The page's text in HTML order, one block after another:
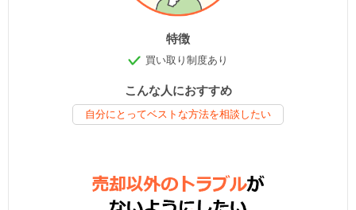
特徴
買い取り制度あり
こんな人におすすめ
自分にとってベストな方法を相談したい